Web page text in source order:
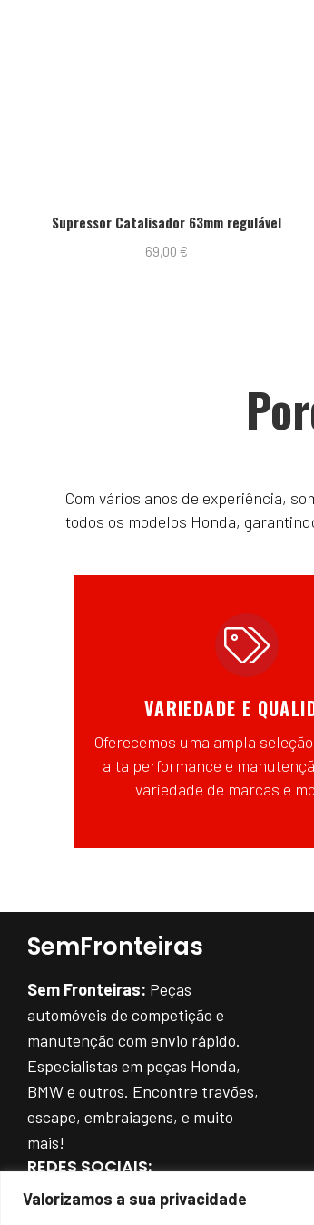
Valorizamos a sua privacidade
Supressor Catalisador 63mm regulável
69,00 €
Com vários anos de experiência,
todos os modelos Honda,
VARIEDADE E
Oferecemos uma ampla
alta performance e
variedade de marcas e
SemFronteiras
Sem Fronteiras: Peças
automóveis de competição e
manutenção com envio rápido.
Especialistas em peças Honda,
BMW e outros. Encontre travões,
escape, embraiagens, e muito
mais!
REDES SOCIAIS: